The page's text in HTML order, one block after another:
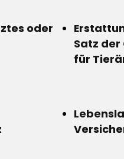
oder
Satz
für